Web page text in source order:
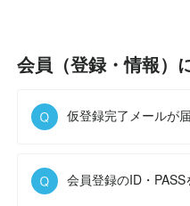
会員（登録・情報）
仮登録完了メールが
会員登録のID・